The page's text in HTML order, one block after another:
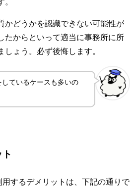
かどうかを認識できない可能性が
たからといって適当に事務所に所
しょう。必ず後悔します。
ているケースも多いの
するデメリットは、下記の通りで